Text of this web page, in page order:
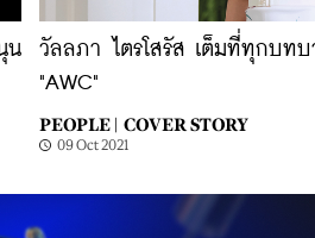
น
วัลลภา ไตรโสรัส เต็มที่ทุกบท
"AWC"
PEOPLE | COVER STORY
09 Oct 2021